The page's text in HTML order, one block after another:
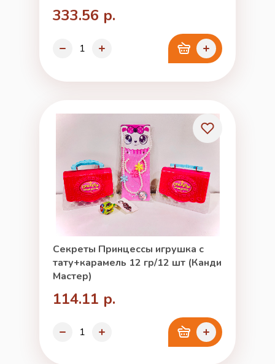
333.56 р.
Секреты Принцессы игрушка с
тату+карамель 12 гр/12 шт (Канди
Мастер)
114.11 р.